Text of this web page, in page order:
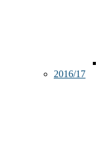
2016/17